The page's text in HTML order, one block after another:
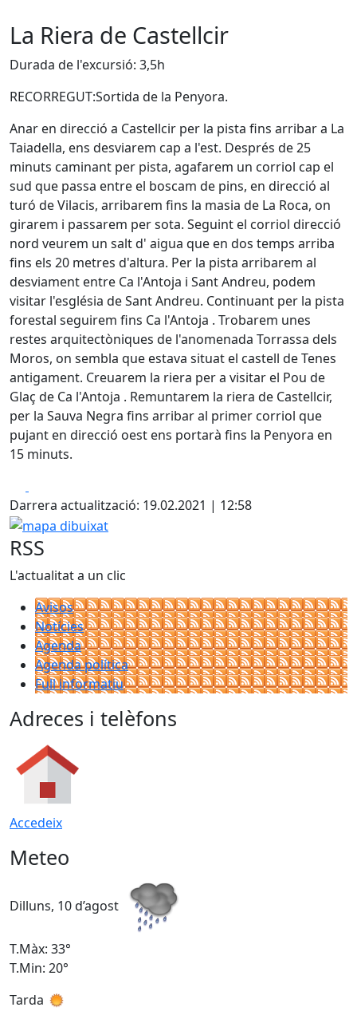
La Riera de Castellcir
Durada de l'excursió: 3,5h
RECORREGUT:Sortida de la Penyora.
Anar en direcció a Castellcir per la pista fins arribar a La
Taiadella, ens desviarem cap a l'est. Després de 25
minuts caminant per pista, agafarem un corriol cap el
sud que passa entre el boscam de pins, en direcció al
turó de Vilacis, arribarem fins la masia de La Roca, on
girarem i passarem per sota. Seguint el corriol direcció
nord veurem un salt d' aigua que en dos temps arriba
fins els 20 metres d'altura. Per la pista arribarem al
desviament entre Ca l'Antoja i Sant Andreu, podem
visitar l'església de Sant Andreu. Continuant per la pista
forestal seguirem fins Ca l'Antoja . Trobarem unes
restes arquitectòniques de l'anomenada Torrassa dels
Moros, on sembla que estava situat el castell de Tenes
antigament. Creuarem la riera per a visitar el Pou de
Glaç de Ca l'Antoja . Remuntarem la riera de Castellcir,
per la Sauva Negra fins arribar al primer corriol que
pujant en direcció oest ens portarà fins la Penyora en
15 minuts.
Darrera actualització: 19.02.2021 | 12:58
mapa dibuixat
RSS
L'actualitat a un clic
Avisos
Notícies
Agenda
Agenda política
Full informatiu
Adreces i telèfons
Accedeix
Meteo
Dilluns, 10 d’agost
T.Màx: 33°
T.Min: 20°
Tarda